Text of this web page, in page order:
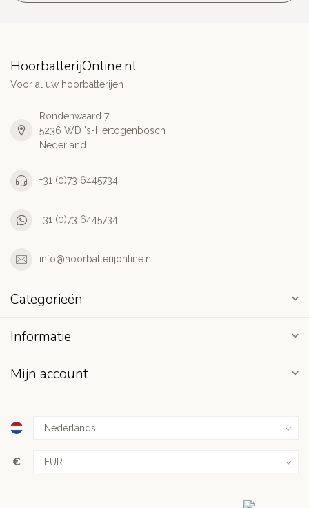
HoorbatterijOnline.nl
Voor al uw hoorbatterijen
Rondenwaard 7
5236 WD 's-Hertogenbosch
Nederland
+31 (0)73 6445734
+31 (0)73 6445734
info@hoorbatterijonline.nl
Categorieën
Informatie
Mijn account
€